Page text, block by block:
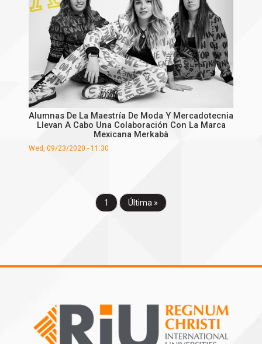
Alumnas De La Maestría De Moda Y Mercadotecnia
Llevan A Cabo Una Colaboración Con La Marca
Mexicana Merkabà
Wed, 09/23/2020 - 11:30
1 Última »